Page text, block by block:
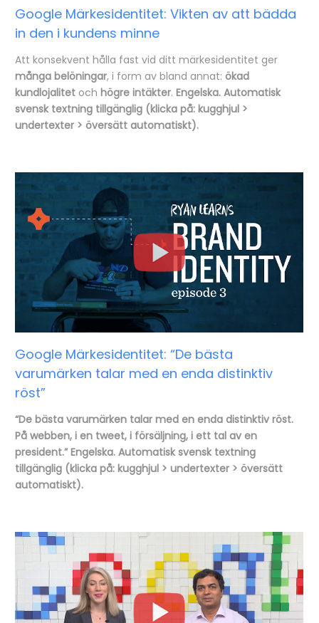
Google Märkesidentitet: Vikten av att bädda
in den i kundens minne
Att konsekvent hålla fast vid ditt märkesidentitet ger
många belöningar, i form av bland annat: ökad
kundlojalitet ochhögre intäkter.Engelska. Automatisk
svensk textning tillgänglig (klicka på: kugghjul >
undertexter > översätt automatiskt).
Google Märkesidentitet: “De bästa
varumärken talar med en enda distinktiv
röst”
“De bästa varumärken talar med en enda distinktiv röst.
På webben, i en tweet, i försäljning, i ett tal av en
president.” Engelska. Automatisk svensk textning
tillgänglig (klicka på: kugghjul > undertexter > översätt
automatiskt).